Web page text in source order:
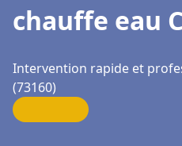
chauffe eau
Intervention rapide et
(73160)